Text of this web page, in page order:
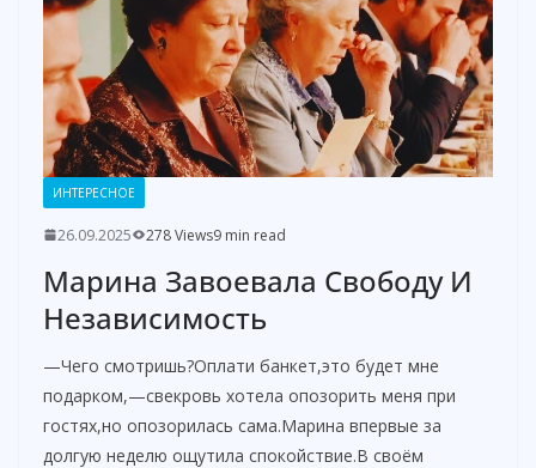
ИНТЕРЕСНОЕ
26.09.2025 278 Views9 min read
Марина Завоевала Свободу И
Независимость
—Чего смотришь?Оплати банкет,это будет мне
подарком,—свекровь хотела опозорить меня при
гостях,но опозорилась сама.Марина впервые за
долгую неделю ощутила спокойствие.В своём